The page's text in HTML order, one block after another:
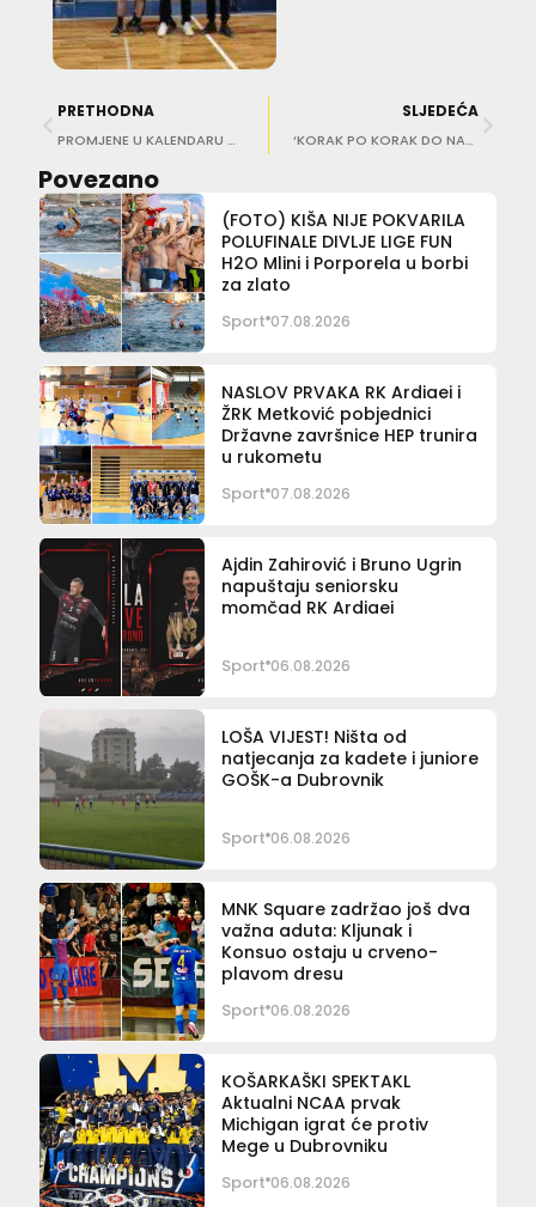
PRETHODNA
PROMJENE U KALENDARU VATERPOLA Final Eight u Beogradu pomaknut za početak lipnja
SLJEDEĆA
‘KORAK PO KORAK DO NASLOVA’ Košarkašice Raguse izborile Final Four Kupa Ružice Meglaj Rimac
Povezano
(FOTO) KIŠA NIJE POKVARILA
POLUFINALE DIVLJE LIGE FUN
H2O Mlini i Porporela u borbi
za zlato
Sport 07.08.2026
NASLOV PRVAKA RK Ardiaei i
ŽRK Metković pobjednici
Državne završnice HEP trunira
u rukometu
Sport 07.08.2026
Ajdin Zahirović i Bruno Ugrin
napuštaju seniorsku
momčad RK Ardiaei
Sport 06.08.2026
LOŠA VIJEST! Ništa od
natjecanja za kadete i juniore
GOŠK-a Dubrovnik
Sport 06.08.2026
MNK Square zadržao još dva
važna aduta: Kljunak i
Konsuo ostaju u crveno-
plavom dresu
Sport 06.08.2026
KOŠARKAŠKI SPEKTAKL
Aktualni NCAA prvak
Michigan igrat će protiv
Mege u Dubrovniku
Sport 06.08.2026